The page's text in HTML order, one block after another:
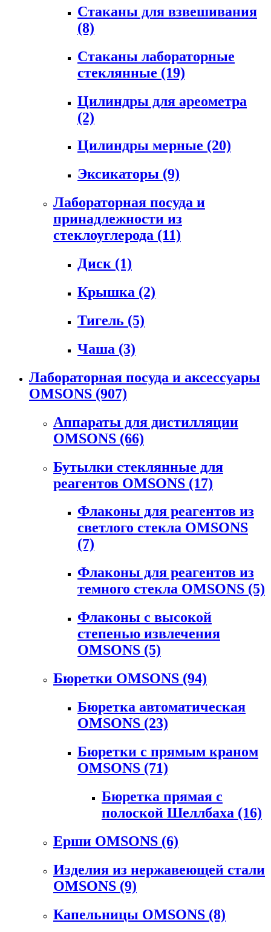
Стаканы для взвешивания
(8)
Стаканы лабораторные
стеклянные (19)
Цилиндры для ареометра
(2)
Цилиндры мерные (20)
Эксикаторы (9)
Лабораторная посуда и
принадлежности из
стеклоуглерода (11)
Диск (1)
Крышка (2)
Тигель (5)
Чаша (3)
Лабораторная посуда и аксессуары
OMSONS (907)
Аппараты для дистилляции
OMSONS (66)
Бутылки стеклянные для
реагентов OMSONS (17)
Флаконы для реагентов из
светлого стекла OMSONS
(7)
Флаконы для реагентов из
темного стекла OMSONS (5)
Флаконы с высокой
степенью извлечения
OMSONS (5)
Бюретки OMSONS (94)
Бюретка автоматическая
OMSONS (23)
Бюретки с прямым краном
OMSONS (71)
Бюретка прямая с
полоской Шеллбаха (16)
Ерши OMSONS (6)
Изделия из нержавеющей стали
OMSONS (9)
Капельницы OMSONS (8)